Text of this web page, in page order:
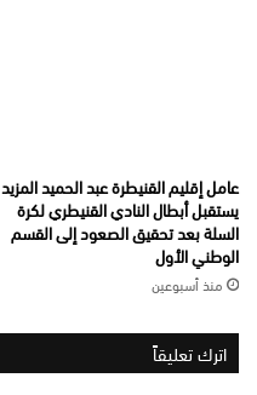
عامل إقليم القنيطرة عبد الحميد المزيد
يستقبل أبطال النادي القنيطري لكرة
السلة بعد تحقيق الصعود إلى القسم
الوطني الأول
منذ أسبوعين
اترك تعليقاً